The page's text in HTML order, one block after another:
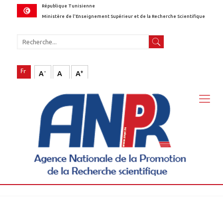
République Tunisienne
Ministère de l'Enseignement Supérieur et de la Recherche Scientifique
A- A A+